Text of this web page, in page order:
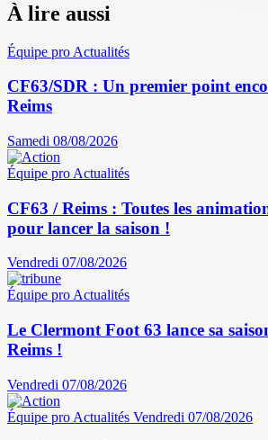
À lire aussi
Équipe pro Actualités
CF63/SDR : Un premier point
Reims
Samedi 08/08/2026
Équipe pro Actualités
CF63 / Reims : Toutes les
pour lancer la saison !
Vendredi 07/08/2026
Équipe proActualités
Le Clermont Foot 63 lance sa
Reims !
Vendredi 07/08/2026
Équipe pro Actualités Vendredi 07/08/2026